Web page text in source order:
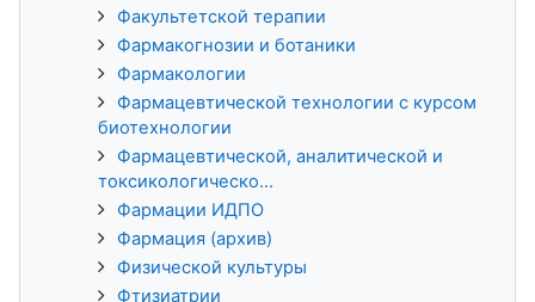
Факультетской терапии
Фармакогнозии и ботаники
Фармакологии
Фармацевтической технологии с курсом
биотехнологии
Фармацевтической, аналитической и
токсикологическо...
Фармации ИДПО
Фармация (архив)
Физической культуры
Фтизиатрии